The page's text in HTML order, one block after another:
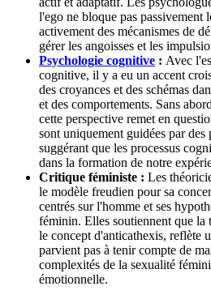
l'ego ne bloque pas passivement
activement des mécanismes de
gérer les angoisses et les
Psychologie cognitive : Avec
cognitive, il y a eu un accent
des croyances et des schémas
et des comportements. Sans
cette perspective remet en
sont uniquement guidées par des
suggérant que les processus
dans la formation de notre
Critique féministe : Les
le modèle freudien pour sa
centrés sur l'homme et ses
féminin. Elles soutiennent que la
le concept d'anticathexis, reflète
parvient pas à tenir compte de
complexités de la sexualité
émotionnelle.